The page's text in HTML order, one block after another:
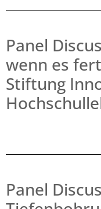
Panel
wenn es
Stiftung
Panel